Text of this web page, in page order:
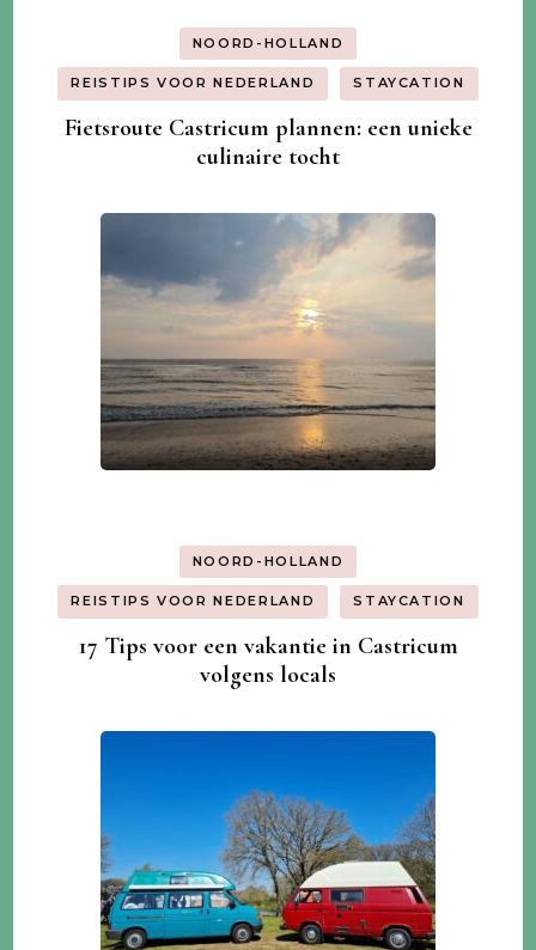
NOORD-HOLLAND
REISTIPS VOOR NEDERLAND STAYCATION
Fietsroute Castricum plannen: een unieke
culinaire tocht
NOORD-HOLLAND
REISTIPS VOOR NEDERLAND STAYCATION
17 Tips voor een vakantie in Castricum
volgens locals